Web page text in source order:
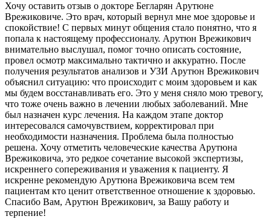
Хочу оставить отзыв о докторе Бегларян Арутюне
Врежиковиче. Это врач, который вернул мне мое здоровье и
спокойствие! С первых минут общения стало понятно, что я
попала к настоящему профессионалу. Арутюн Врежикович
внимательно выслушал, помог точно описать состояние,
провел осмотр максимально тактично и аккуратно. После
получения результатов анализов и УЗИ Арутюн Врежикович
объяснил ситуацию: что происходит с моим здоровьем и как
мы будем восстанавливать его. Это у меня сняло мою тревогу,
что тоже очень важно в лечении любых заболеваний. Мне
был назначен курс лечения. На каждом этапе доктор
интересовался самочувствием, корректировал при
необходимости назначения. Проблема была полностью
решена. Хочу отметить человеческие качества Арутюна
Врежиковича, это редкое сочетание высокой экспертизы,
искреннего сопереживания и уважения к пациенту. Я
искренне рекомендую Арутюна Врежиковича всем тем
пациентам кто ценит ответственное отношение к здоровью.
Спасибо Вам, Арутюн Врежикович, за Вашу работу и
терпение!